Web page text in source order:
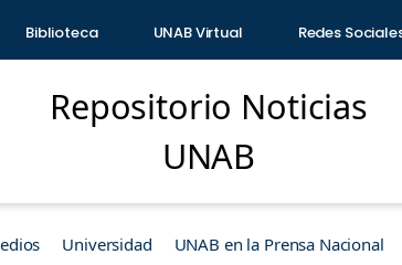
Biblioteca UNAB Virtual Redes
Repositorio Noticias
UNAB
Universidad UNAB en la Prensa Nacional